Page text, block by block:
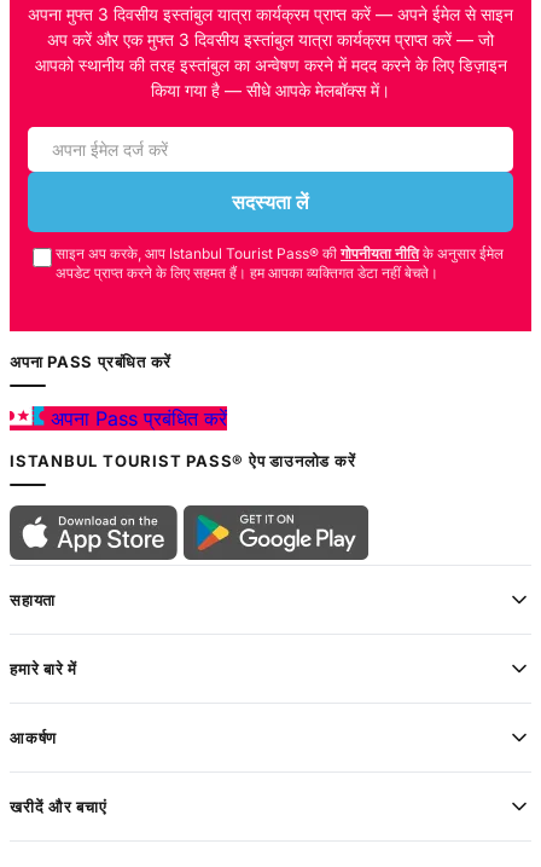
अपना मुफ्त 3 दिवसीय इस्तांबुल यात्रा कार्यक्रम प्राप्त करें — अपने ईमेल से साइन
अप करें और एक मुफ्त 3 दिवसीय इस्तांबुल यात्रा कार्यक्रम प्राप्त करें — जो
आपको स्थानीय की तरह इस्तांबुल का अन्वेषण करने में मदद करने के लिए डिज़ाइन
किया गया है — सीधे आपके मेलबॉक्स में।
सदस्यता लें
साइन अप करके, आप Istanbul Tourist Pass® की गोपनीयता नीतिके अनुसार ईमेल
अपडेट प्राप्त करने के लिए सहमत हैं। हम आपका व्यक्तिगत डेटा नहीं बेचते।
अपना PASS प्रबंधित करें
अपना Pass प्रबंधित करें
ISTANBUL TOURIST PASS® ऐप डाउनलोड करें
सहायता
हमारे बारे में
आकर्षण
खरीदें और बचाएं